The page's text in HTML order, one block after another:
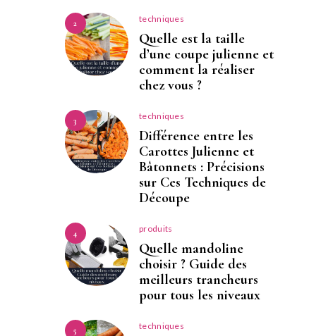
2 techniques
Quelle est la taille
d’une coupe julienne et
comment la réaliser
chez vous ?
3 techniques
Différence entre les
Carottes Julienne et
Bâtonnets : Précisions
sur Ces Techniques de
Découpe
4 produits
Quelle mandoline
choisir ? Guide des
meilleurs trancheurs
pour tous les niveaux
5 techniques